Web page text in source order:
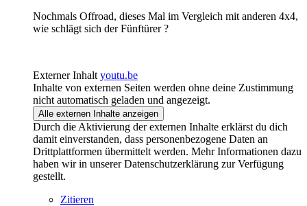
Nochmals Offroad, dieses Mal im Vergleich mit anderen 4x4,
wie schlägt sich der Fünftürer ?
Externer Inhalt youtu.be
Inhalte von externen Seiten werden ohne deine Zustimmung
nicht automatisch geladen und angezeigt.
Alle externen Inhalte anzeigen
Durch die Aktivierung der externen Inhalte erklärst du dich
damit einverstanden, dass personenbezogene Daten an
Drittplattformen übermittelt werden. Mehr Informationen dazu
haben wir in unserer Datenschutzerklärung zur Verfügung
gestellt.
Zitieren